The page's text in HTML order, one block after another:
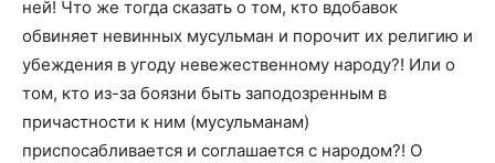
ней! Что же тогда сказать о том, кто вдобавок
обвиняет невинных мусульман и порочит их религию и
убеждения в угоду невежественному народу?! Или о
том, кто из-за боязни быть заподозренным в
причастности к ним (мусульманам)
приспосабливается и соглашается с народом?! О